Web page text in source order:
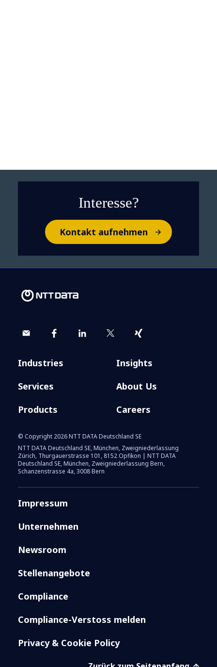
Sustainability Heroes bei NTT
für Balkonkraftwerke
Interesse?
Kontakt aufnehmen
Industries
Services
Products
Insights
About Us
Careers
© Copyright 2026 NTT DATA Deutschland SE
NTT DATA Deutschland SE, München, Zweigniederlassung
Zürich, Thurgauerstrasse 101, 8152 Opfikon | NTT DATA
Deutschland SE, München, Zweigniederlassung Bern,
Schanzenstrasse 4a, 3008 Bern
Impressum
Unternehmen
Newsroom
Stellenangebote
Compliance
Compliance-Verstoss melden
Privacy & Cookie Policy